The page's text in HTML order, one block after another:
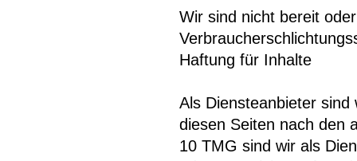
Wir sind nicht bereit
Haftung für Inhalte
Als Diensteanbieter
diesen Seiten nach den
10 TMG sind wir als